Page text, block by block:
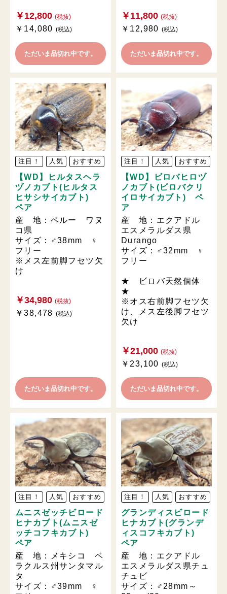
￥12,800 (税抜)
￥14,080(税込)
ただいま品切れ中です。
￥11,800 (税抜)
￥12,980(税込)
ただいま品切れ中です。
注目！ 人気 おすすめ
【WD】ヒルタスヘラ
ヅノカブト(ヒルタス
ヒサシサイカブト)
ペア
産 地：ペルー ワヌ
コ県
サイズ：♂38mm ♀
フリー
※メス左前脚フセツ欠
け
￥34,980 (税抜)
￥38,478(税込)
ただいま品切れ中です。
注目！ 人気 おすすめ
【WD】ビロバヒロヅ
ノカブト(ビロバクリ
イロサイカブト) ペ
ア
産 地：エクアドル
エスメラルダス県
Durango
サイズ：♂32mm ♀
フリー
★ ビロバ天然個体
★
※オス右前脚フセツ欠
け、メス左後脚フセツ
欠け
￥21,000 (税抜)
￥23,100(税込)
ただいま品切れ中です。
注目！ 人気 おすすめ
ムニスゼッチビロード
ヒナカブト(ムニスゼ
ッチコフキカブト)
ペア
産 地：メキシコ ベ
ラクルス州サンタマル
タ
サイズ：♂39mm ♀
注目！ 人気 おすすめ
グランディスビロード
ヒナカブト(グランデ
ィスコフキカブト)
ペア
産 地：エクアドル
エスメラルダス県チュ
チュビ
サイズ：♂28mm～